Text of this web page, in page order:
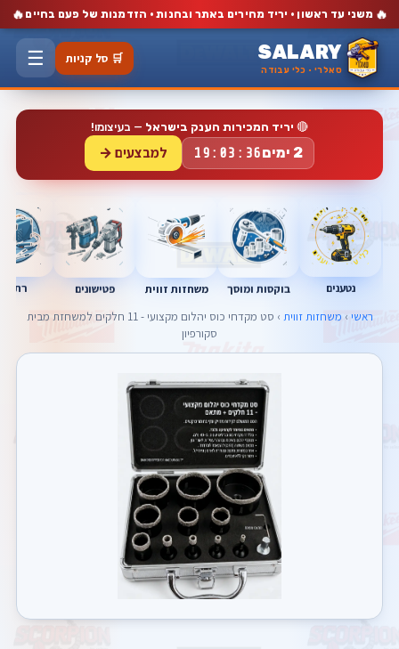
🔥 משני עד ראשון · יריד מחירים באתר ובחנות · הזדמנות של פעם בחיים 🔥
SALARY
סאלרי · כלי עבודה
🛒 סל קניות ☰
🔴 יריד המכירות הענק בישראל — בעיצומו!
2 ימים 19:03:35 למבצעים →
נטענים בוקסות ומוסך משחזות זווית פטישונים
ראשי › משחזות זווית
› סט מקדחי כוס יהלום מקצועי - 11 חלקים למשחזת מבית
סקורפיון